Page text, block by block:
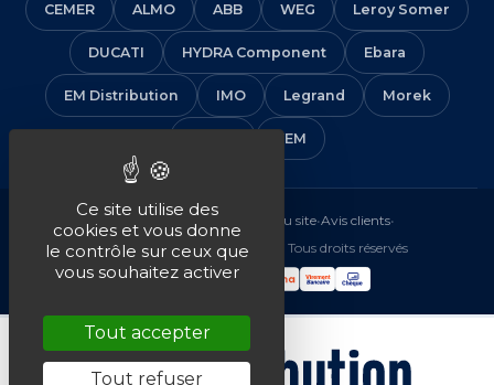
CEMER ALMO ABB WEG Leroy Somer
DUCATI HYDRA Component Ebara
EM Distribution IMO Legrand Morek
VEM
Mentions légales•CGV Plan du site•Avis clients•
© 2016-2026 EM Distribution - Tous droits réservés
Ce site utilise des
cookies et vous donne
le contrôle sur ceux que
vous souhaitez activer
Tout accepter
Tout refuser